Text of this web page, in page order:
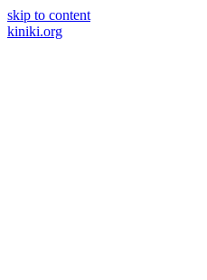
skip to content
kiniki.org